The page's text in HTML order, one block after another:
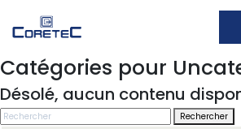
Catégories pour
Désolé, aucun contenu
Rechercher